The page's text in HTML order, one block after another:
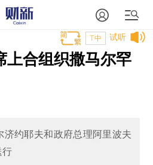
试听
T中
上合组织撒马尔罕
约耶夫和政府总理阿里波夫
行